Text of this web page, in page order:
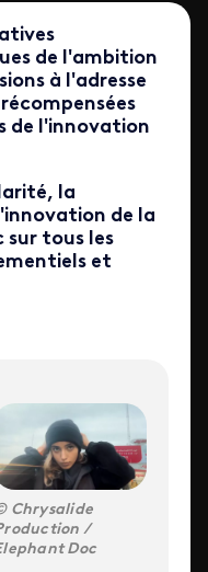
de l'ambition
à l'adresse
de l'innovation
la
de la
sur tous les
et
Chrysalide
/
Doc